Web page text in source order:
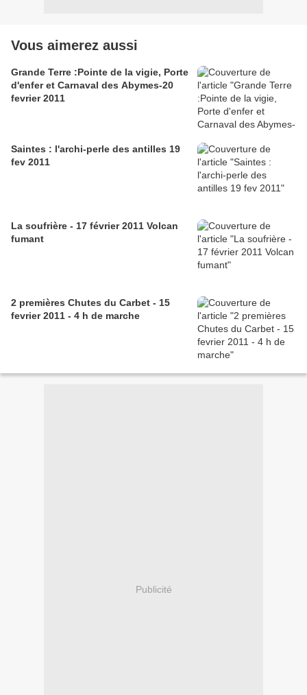
Vous aimerez aussi
Grande Terre :Pointe de la vigie, Porte
d'enfer et Carnaval des Abymes-20
fevrier 2011
Saintes : l'archi-perle des antilles 19
fev 2011
La soufrière - 17 février 2011 Volcan
fumant
2 premières Chutes du Carbet - 15
fevrier 2011 - 4 h de marche
Publicité